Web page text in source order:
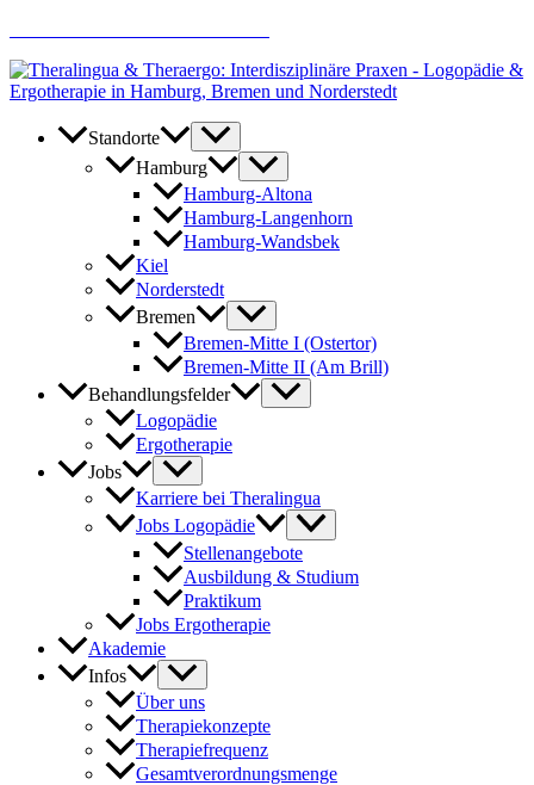
springen
Standorte
Hamburg
Hamburg-Altona
Hamburg-Langenhorn
Hamburg-Wandsbek
Kiel
Norderstedt
Bremen
Bremen-Mitte I (Ostertor)
Bremen-Mitte II (Am Brill)
Behandlungsfelder
Logopädie
Ergotherapie
Jobs
Karriere bei Theralingua
Jobs Logopädie
Stellenangebote
Ausbildung & Studium
Praktikum
Jobs Ergotherapie
Akademie
Infos
Über uns
Therapiekonzepte
Therapiefrequenz
Gesamtverordnungsmenge